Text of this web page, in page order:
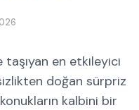
taşıyan en etkileyici
doğan sürpriz
kalbini bir